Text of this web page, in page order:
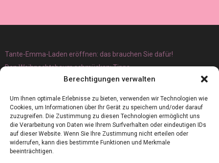
Berechtigungen verwalten
Um Ihnen optimale Erlebnisse zu bieten, verwenden wir Technologien wie
Cookies, um Informationen über Ihr Gerät zu speichern und/oder darauf
zuzugreifen. Die Zustimmung zu diesen Technologien ermöglicht uns
die Verarbeitung von Daten wie Ihrem Surfverhalten oder eindeutigen IDs
auf dieser Website. Wenn Sie Ihre Zustimmung nicht erteilen oder
widerrufen, kann dies bestimmte Funktionen und Merkmale
beeinträchtigen.
Tante-Emma-Laden eröffnen: das brauchen Sie dafür!
Den Weihnachtsbaum schmücken: Tipps